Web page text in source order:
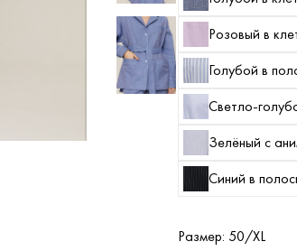
Розовый в
Голубой в
Светло-
Зелёный с
Синий в
Размер: 50/XL